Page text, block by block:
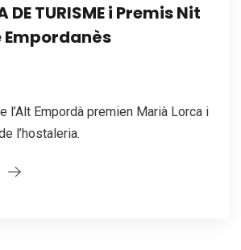
DE TURISME i Premis Nit
Empordanès
l’Alt Empordà premien Marià Lorca i
l’hostaleria.